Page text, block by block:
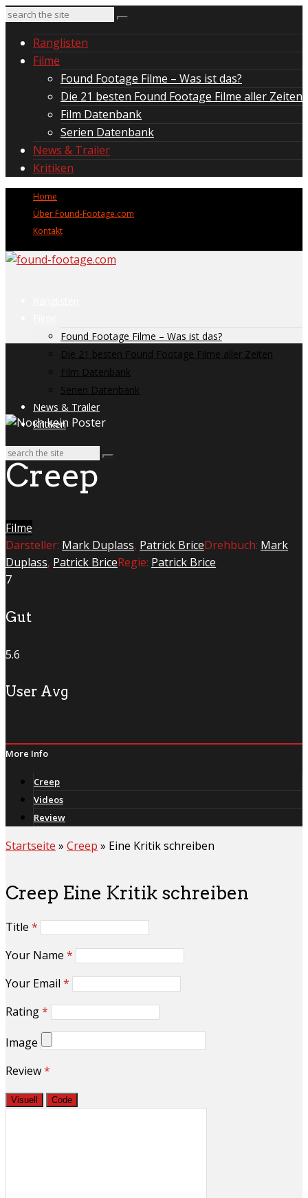
Ranglisten
Filme
Found Footage Filme – Was ist das?
Die 21 besten Found Footage Filme aller Zeiten
Film Datenbank
Serien Datenbank
News & Trailer
Kritiken
Home
Über Found-Footage.com
Kontakt
Found Footage Filme – Was ist das?
Die 21 besten Found Footage Filme aller Zeiten
Film Datenbank
Serien Datenbank
News & Trailer
Kritiken
Creep
Filme
Darsteller: Mark Duplass, Patrick BriceDrehbuch: Mark
Duplass, Patrick BriceRegie: Patrick Brice
7
Gut
5.6
User Avg
More Info
Creep
Videos
Review
Startseite » Creep » Eine Kritik schreiben
Creep Eine Kritik schreiben
Title *
Your Name *
Your Email *
Rating*
Image
Review*
Visuell Code